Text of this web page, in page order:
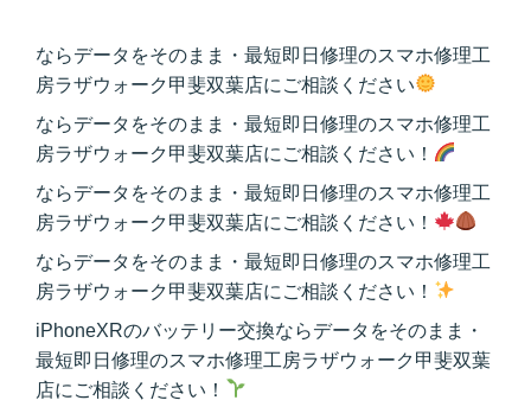
ならデータをそのまま・最短即日修理のスマホ修理工
房ラザウォーク甲斐双葉店にご相談ください
ならデータをそのまま・最短即日修理のスマホ修理工
房ラザウォーク甲斐双葉店にご相談ください！
ならデータをそのまま・最短即日修理のスマホ修理工
房ラザウォーク甲斐双葉店にご相談ください！
ならデータをそのまま・最短即日修理のスマホ修理工
房ラザウォーク甲斐双葉店にご相談ください！
iPhoneXRのバッテリー交換ならデータをそのまま・
最短即日修理のスマホ修理工房ラザウォーク甲斐双葉
店にご相談ください！